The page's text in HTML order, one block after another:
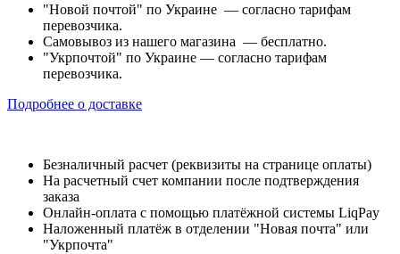
"Новой почтой" по Украине — согласно тарифам
перевозчика.
Самовывоз из нашего магазина — бесплатно.
"Укрпочтой" по Украине — согласно тарифам
перевозчика.
Подробнее о доставке
Безналичный расчет (реквизиты на странице оплаты)
На расчетный счет компании после подтверждения
заказа
Онлайн-оплата с помощью платёжной системы LiqPay
Наложенный платёж в отделении "Новая почта" или
"Укрпочта"